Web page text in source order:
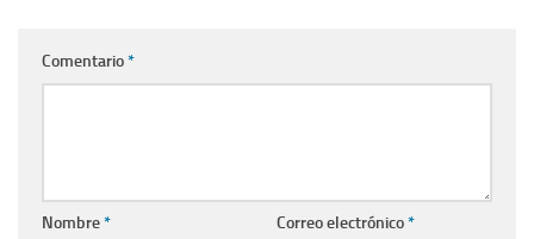
Comentario*
Nombre* Correo electrónico*